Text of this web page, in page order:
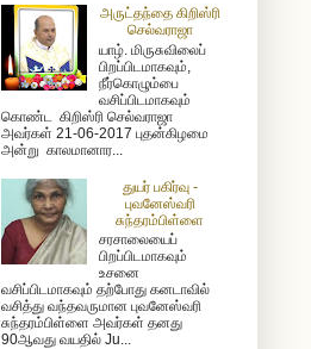
அருட்தந்தை கிறிஸ்ரி
செல்வராஜா
யாழ். மிருசுவிலைப்
பிறப்பிடமாகவும்,
நீர்கொழும்பை
வசிப்பிடமாகவும்
கொண்ட கிறிஸ்ரி செல்வராஜா
அவர்கள் 21-06-2017 புதன்கிழமை
அன்று காலமானார...
துயர் பகிர்வு -
புவனேஸ்வரி
சுந்தரம்பிள்ளை
சரசாலையைப்
பிறப்பிடமாகவும்
உசனை
வசிப்பிடமாகவும் தற்போது கனடாவில்
வசித்து வந்தவருமான புவனேஸ்வரி
சுந்தரம்பிள்ளை அவர்கள் தனது
90ஆவது வயதில் Ju...